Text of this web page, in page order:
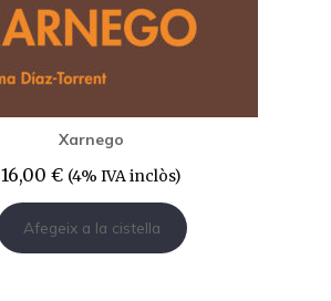
Xarnego
16,00 € (4% IVA inclòs)
Afegeix a la cistella